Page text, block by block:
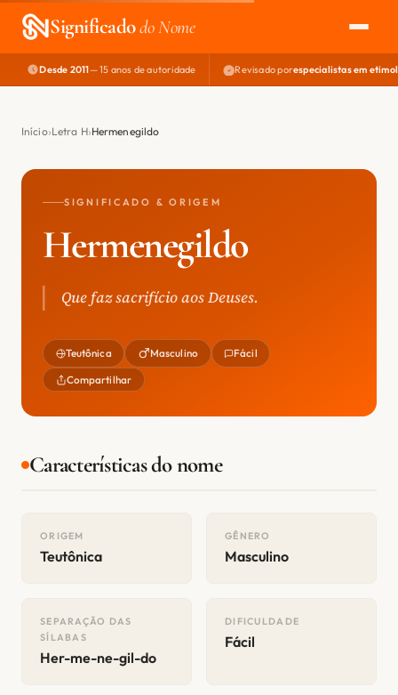
Significadodo Nome
EXPLORAR
NOME PERFEITO
Desde 2011— 15 anos de autoridade Revisado porespecialistas em
Início Letra H Hermenegildo
SIGNIFICADO & ORIGEM
Hermenegildo
Que faz sacrifício aos Deuses.
Teutônica Masculino Fácil
Compartilhar
Características do nome
ORIGEM
Teutônica
GÊNERO
Masculino
SEPARAÇÃO DAS
SÍLABAS
Her-me-ne-gil-do
DIFICULDADE
Fácil